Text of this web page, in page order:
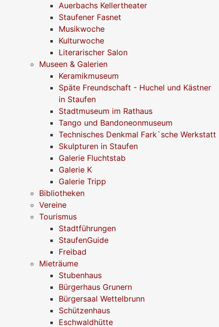
Auerbachs Kellertheater
Staufener Fasnet
Musikwoche
Kulturwoche
Literarischer Salon
Museen & Galerien
Keramikmuseum
Späte Freundschaft - Huchel und Kästner
in Staufen
Stadtmuseum im Rathaus
Tango und Bandoneonmuseum
Technisches Denkmal Fark`sche Werkstatt
Skulpturen in Staufen
Galerie Fluchtstab
Galerie K
Galerie Tripp
Bibliotheken
Vereine
Tourismus
Stadtführungen
StaufenGuide
Freibad
Mieträume
Stubenhaus
Bürgerhaus Grunern
Bürgersaal Wettelbrunn
Schützenhaus
Eschwaldhütte